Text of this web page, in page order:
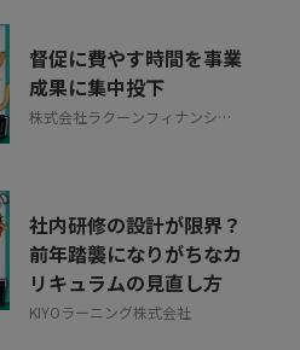
督促に費やす時間を事業
成果に集中投下
株式会社ラクーンフィナンシャ
社内研修の設計が限界？
前年踏襲になりがちなカ
リキュラムの見直し方
KIYOラーニング株式会社